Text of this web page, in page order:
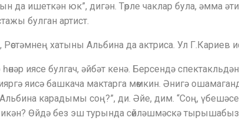
да ишеткән юк”, дигән. Төрле чаклар була, әмма
булган артист.
Рөстәмнең хатыны Альбина да актриса. Ул
иясе булгач, әйбәт кенә. Берсендә
яисә башкача мактарга мөмкин. Әнигә
карадымы соң?”, ди. Әйе, дим. “Соң,
Өйдә без эш турында сөйләшмәскә тырышабыз,